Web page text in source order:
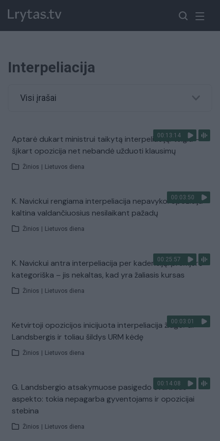
Interpeliacija
Visi įrašai
00:13:14
Aptarė dukart ministrui taikytą interpeliaciją: teigia –
šįkart opozicija net nebandė užduoti klausimų
Žinios Lietuvos diena
00:03:50
K. Navickui rengiama interpeliacija nepavyko: opozicija
kaltina valdančiuosius nesilaikant pažadų
Žinios Lietuvos diena
00:25:57
K. Navickui antra interpeliacija per kadenciją: premjerė
kategoriška – jis nekaltas, kad yra žaliasis kursas
Žinios Lietuvos diena
00:03:01
Ketvirtoji opozicijos inicijuota interpeliacija žlugo: G.
Landsbergis ir toliau šildys URM kėdę
Žinios Lietuvos diena
00:14:08
G. Landsbergio atsakymuose pasigedo svarbaus
aspekto: tokia nepagarba gyventojams ir opozicijai
stebina
Žinios Lietuvos diena